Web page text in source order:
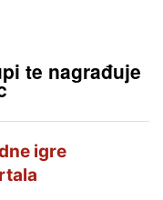
te nagrađuje
igre